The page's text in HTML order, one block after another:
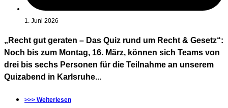
1. Juni 2026
„Recht gut geraten – Das Quiz rund um Recht & Gesetz“:
Noch bis zum Montag, 16. März, können sich Teams von
drei bis sechs Personen für die Teilnahme an unserem
Quizabend in Karlsruhe...
>>> Weiterlesen